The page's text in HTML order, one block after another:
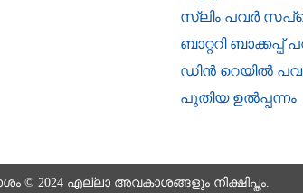
സ്ലിം പവർ
ബാറ്ററി
ഡിൻ റെയിൽ
പുതിയ ഉൽപ്പന്നം
© 2024 എല്ലാ അവകാശങ്ങളും നിക്ഷിപ്തം.